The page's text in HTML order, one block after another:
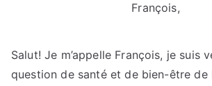
François,
Salut! Je m’appelle François, je suis
question de santé et de bien-être de